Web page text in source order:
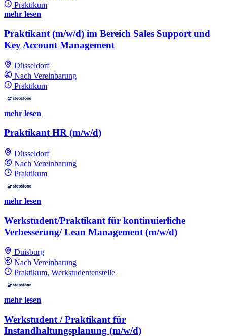
Praktikum
mehr lesen
Praktikant (m/w/d) im Bereich Sales Support und
Key Account Management
Düsseldorf
Nach Vereinbarung
Praktikum
mehr lesen
Praktikant HR (m/w/d)
Düsseldorf
Nach Vereinbarung
Praktikum
mehr lesen
Werkstudent/Praktikant für kontinuierliche
Verbesserung/ Lean Management (m/w/d)
Duisburg
Nach Vereinbarung
Praktikum, Werkstudentenstelle
mehr lesen
Werkstudent / Praktikant für
Instandhaltungsplanung (m/w/d)